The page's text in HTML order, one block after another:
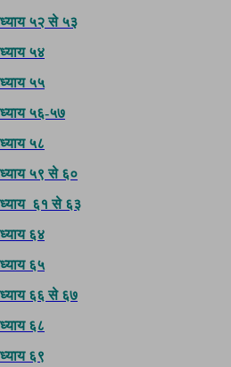
५२ से ५३
५४
५५
५६-५७
५८
५९ से ६०
अध्याय ६१ से ६३
६४
६५
६६ से ६७
६८
६९